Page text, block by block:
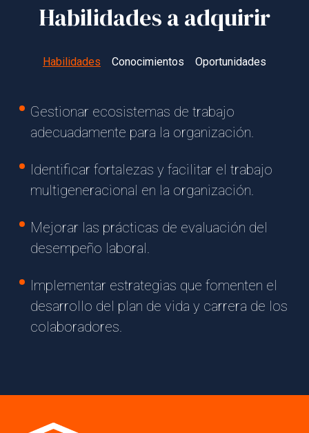
Habilidades a adquirir
Habilidades Conocimientos Oportunidades
Gestionar ecosistemas de trabajo
adecuadamente para la organización.
Identificar fortalezas y facilitar el trabajo
multigeneracional en la organización.
Mejorar las prácticas de evaluación del
desempeño laboral.
Implementar estrategias que fomenten el
desarrollo del plan de vida y carrera de los
colaboradores.